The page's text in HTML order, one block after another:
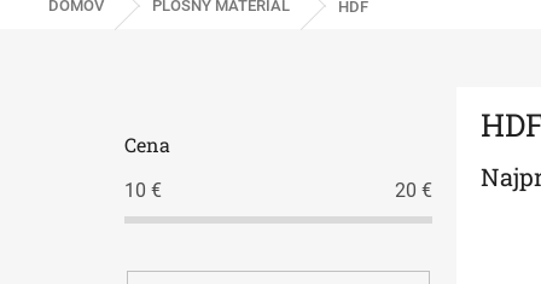
DOMOV PLOŠNÝ MATERIÁL HDF
Cena
10 € 20 €